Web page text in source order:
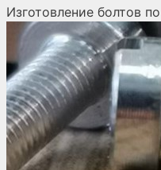
Изготовление болтов